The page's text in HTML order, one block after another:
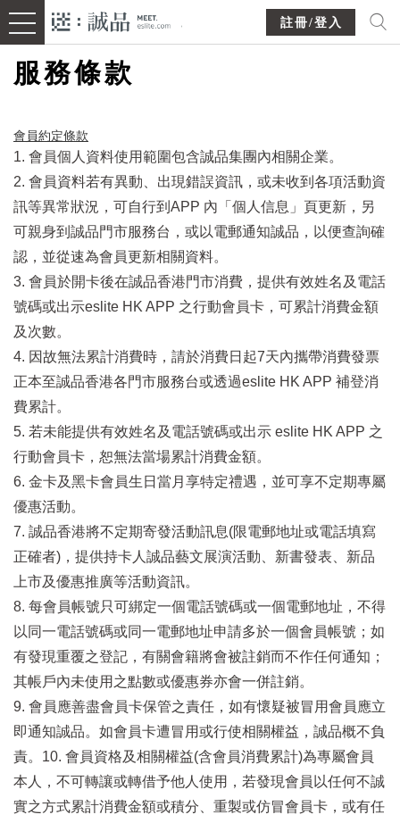
註冊/登入
服務條款
會員約定條款​
1. 會員個人資料使用範圍包含誠品集團內相關企業。
2. 會員資料若有異動、出現錯誤資訊，或未收到各項活動資
訊等異常狀況，可自行到APP 內「個人信息」頁更新，另
可親身到誠品門市服務台，或以電郵通知誠品，以便查詢確
認，並從速為會員更新相關資料。
3. 會員於開卡後在誠品香港門市消費，提供有效姓名及電話
號碼或出示eslite HK APP 之行動會員卡，可累計消費金額
及次數。
4. 因故無法累計消費時，請於消費日起7天內攜帶消費發票
正本至誠品香港各門市服務台或透過eslite HK APP 補登消
費累計。
5. 若未能提供有效姓名及電話號碼或出示 eslite HK APP 之
行動會員卡，恕無法當場累計消費金額。
6. 金卡及黑卡會員生日當月享特定禮遇，並可享不定期專屬
優惠活動。
7. 誠品香港將不定期寄發活動訊息(限電郵地址或電話填寫
正確者)，提供持卡人誠品藝文展演活動、新書發表、新品
上市及優惠推廣等活動資訊。
8. 每會員帳號只可綁定一個電話號碼或一個電郵地址，不得
以同一電話號碼或同一電郵地址申請多於一個會員帳號；如
有發現重覆之登記，有關會籍將會被註銷而不作任何通知；
其帳戶內未使用之點數或優惠券亦會一併註銷。
9. 會員應善盡會員卡保管之責任，如有懷疑被冒用會員應立
即通知誠品。如會員卡遭冒用或行使相關權益，誠品概不負
責。10. 會員資格及相關權益(含會員消費累計)為專屬會員
本人，不可轉讓或轉借予他人使用，若發現會員以任何不誠
實之方式累計消費金額或積分、重製或仿冒會員卡，或有任